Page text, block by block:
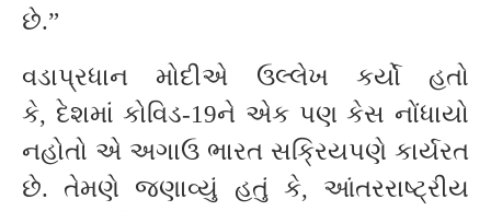
છે.”
વડાપ્રધાન મોદીએ ઉલ્લેખ કર્યો હતો
કે, દેશમાં કોવિડ-19ને એક પણ કેસ નોંધાયો
નહોતો એ અગાઉ ભારત સક્રિયપણે કાર્યરત
છે. તેમણે જણાવ્યું હતું કે, આંતરરાષ્ટ્રીય